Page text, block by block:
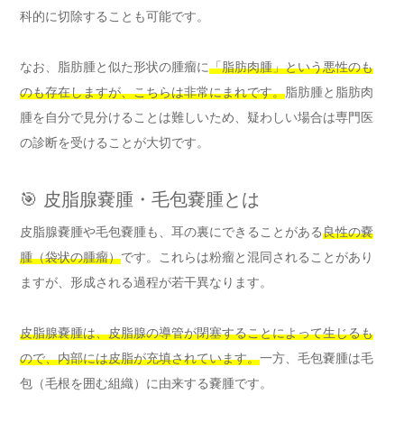
科的に切除することも可能です。
なお、脂肪腫と似た形状の腫瘤に「脂肪肉腫」という悪性のも
のも存在しますが、こちらは非常にまれです。脂肪腫と脂肪肉
腫を自分で見分けることは難しいため、疑わしい場合は専門医
の診断を受けることが大切です。
🎯 皮脂腺嚢腫・毛包嚢腫とは
皮脂腺嚢腫や毛包嚢腫も、耳の裏にできることがある良性の嚢
腫（袋状の腫瘤）です。これらは粉瘤と混同されることがあり
ますが、形成される過程が若干異なります。
皮脂腺嚢腫は、皮脂腺の導管が閉塞することによって生じるも
ので、内部には皮脂が充填されています。一方、毛包嚢腫は毛
包（毛根を囲む組織）に由来する嚢腫です。